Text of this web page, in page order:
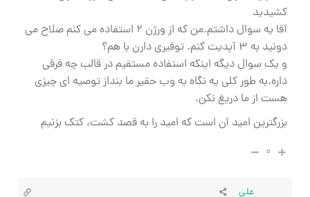
كشيديد
آقا يه سوال داشتم.من كه از ورژن ۲ استفاده مي كنم صلاح مي
دونيد به ۳ آپديت كنم. توفيري دارن با هم؟
و يك سوال ديگه اينكه استفاده مستقيم در قالب چه فرقي
داره.به طور كلي يه نگاه به وب حقير ما بنداز توصيه اي چيزي
هست از ما دريغ نكن.
بزرگترين اميد آن است كه اميد را به قصد كشت، كتك بزنيم
۰
علی